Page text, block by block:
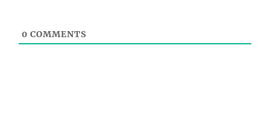
0 COMMENTS